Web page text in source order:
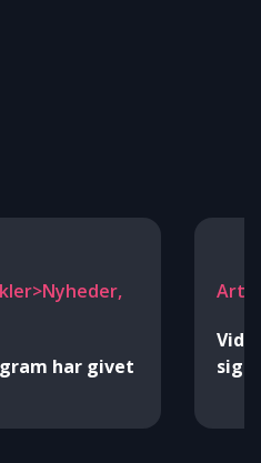
har givet
sig